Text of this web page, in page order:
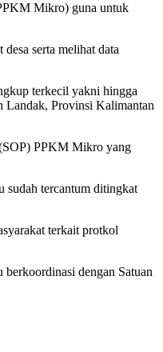
Mikro) guna untuk
serta melihat data
terkecil yakni hingga
Landak, Provinsi Kalimantan
(SOP) PPKM Mikro yang
sudah tercantum ditingkat
terkait protkol
dengan Satuan